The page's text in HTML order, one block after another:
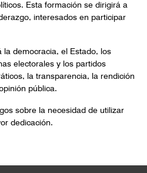
Esta formación se dirigirá a
interesados en participar
la democracia, el Estado, los
electorales y los partidos
la transparencia, la rendición
pública.
sobre la necesidad de utilizar
dedicación.